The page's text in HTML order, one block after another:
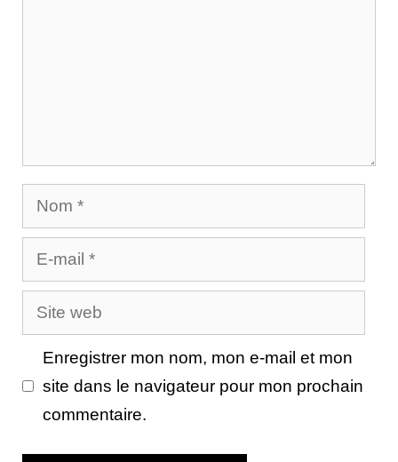
Nom
E-
mail
Site
web
Enregistrer mon nom, mon e-mail et mon
site dans le navigateur pour mon prochain
commentaire.